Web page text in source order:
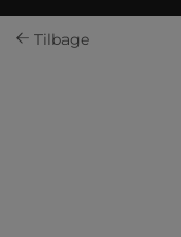
Tilbage